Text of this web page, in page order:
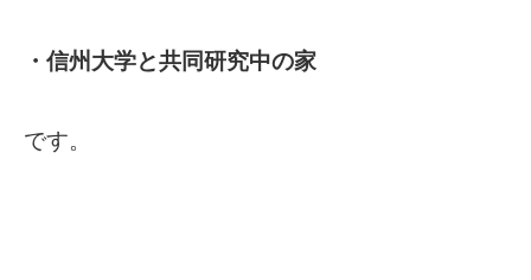
・信州大学と共同研究中の家
です。